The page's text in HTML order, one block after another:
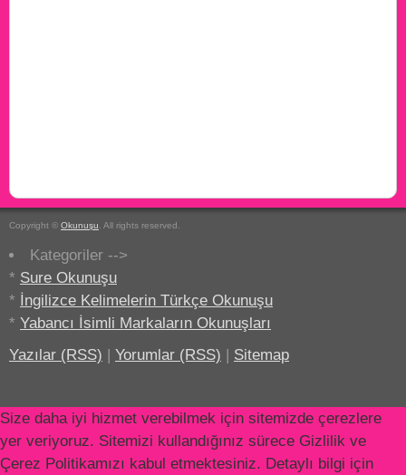
Copyright © Okunuşu . All rights reserved.
Kategoriler -->
* Sure Okunuşu
* İngilizce Kelimelerin Türkçe Okunuşu
* Yabancı İsimli Markaların Okunuşları
Yazılar (RSS) | Yorumlar (RSS) | Sitemap
Size daha iyi hizmet verebilmek için sitemizde çerezlere
yer veriyoruz. Sitemizi kullandığınız sürece Gizlilik ve
Çerez Politikamızı kabul etmektesiniz. Detaylı bilgi için